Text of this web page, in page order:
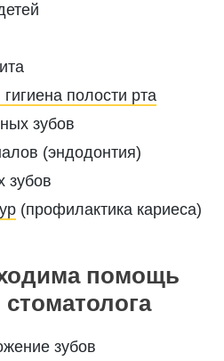
полости рта
зубов
(эндодонтия)
зубов
(профилактика кариеса)
помощь
стоматолога
зубов